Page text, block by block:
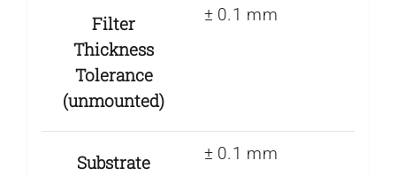
Filter
Thickness
Tolerance
(unmounted)
± 0.1 mm
Substrate
± 0.1 mm